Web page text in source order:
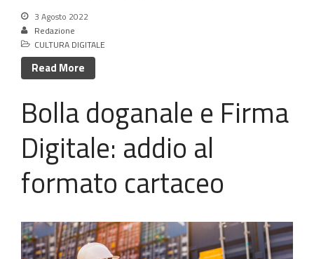
3 Agosto 2022
Redazione
CULTURA DIGITALE
Read More
Bolla doganale e Firma
Digitale: addio al
formato cartaceo